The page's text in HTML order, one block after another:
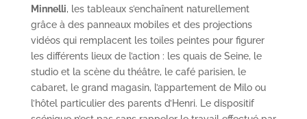
Minnelli, les tableaux s’enchaînent naturellement
grâce à des panneaux mobiles et des projections
vidéos qui remplacent les toiles peintes pour figurer
les différents lieux de l’action : les quais de Seine, le
studio et la scène du théâtre, le café parisien, le
cabaret, le grand magasin, l’appartement de Milo ou
l’hôtel particulier des parents d’Henri. Le dispositif